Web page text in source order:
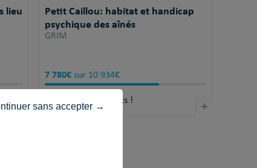
lieu
+
Petit Caillou: habitat et handicap
psychique des aînés
GRIM
7 780€ sur 10 934€
31 jours restants ! +
sans accepter →